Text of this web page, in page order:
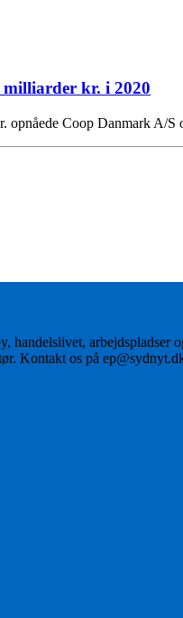
milliarder kr. i 2020
Coop Danmark A/
handelslivet,
Kontakt os på